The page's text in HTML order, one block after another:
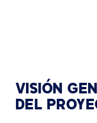
VISIÓN
DEL